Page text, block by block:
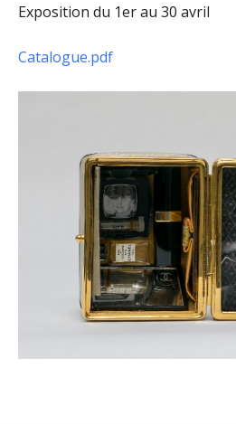
Exposition du 1er au 30 avril
Catalogue.pdf